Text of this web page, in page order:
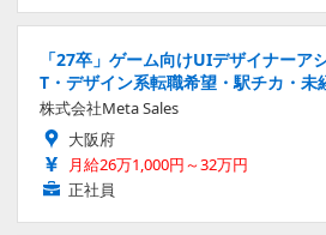
「27卒」ゲーム向けUIデザイナーア
T・デザイン系転職希望・駅チカ・未
株式会社Meta Sales
大阪府
月給26万1,000円～32万円
正社員